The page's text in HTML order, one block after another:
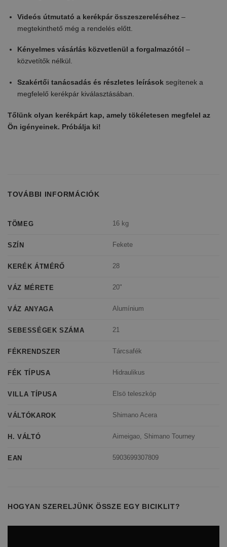
Videós útmutató a kerékpár összeszereléséhez –
megtekinthető még a rendelés előtt.
Kényelmes vásárlás közvetlenül a forgalmazótól –
közvetítők nélkül.
Szakértői tanácsadás és részletes leírások segítenek a
megfelelő kerékpár kiválasztásában.
Tőlünk olyan kerékpárt kap, amely tökéletesen megfelel az
Ön igényeinek. Próbálja ki!
TOVÁBBI INFORMÁCIÓK
TÖMEG 16 kg
SZÍN Fekete
KERÉK ÁTMÉRŐ 28
VÁZ MÉRETE 20"
VÁZ ANYAGA Alumínium
SEBESSÉGEK SZÁMA 21
FÉKRENDSZER Tárcsafék
FÉK TÍPUSA Hidraulikus
VILLA TÍPUSA Elsö teleszkóp
VÁLTÓKAROK Shimano Acera
H. VÁLTÓ Aimeigao, Shimano Tourney
EAN 5903699307809
HOGYAN SZERELJÜNK ÖSSZE EGY BICIKLIT?